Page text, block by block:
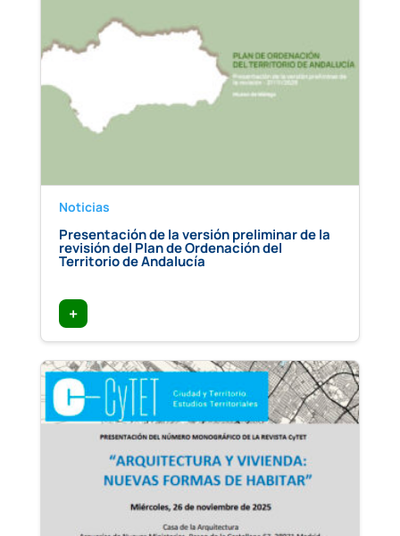
Noticias
Presentación de la versión preliminar de la
revisión del Plan de Ordenación del
Territorio de Andalucía
+